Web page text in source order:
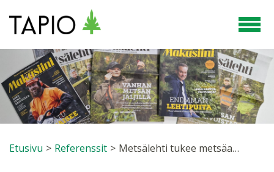
Etusivu > Referenssit > Metsälehti tukee metsäalan opiskelijoiden kiinnittymistä metsäalalle